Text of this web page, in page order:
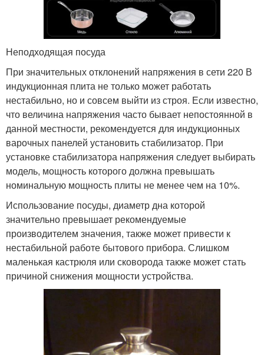
Неподходящая посуда
При значительных отклонений напряжения в сети 220 В
индукционная плита не только может работать
нестабильно, но и совсем выйти из строя. Если известно,
что величина напряжения часто бывает непостоянной в
данной местности, рекомендуется для индукционных
варочных панелей установить стабилизатор. При
установке стабилизатора напряжения следует выбирать
модель, мощность которого должна превышать
номинальную мощность плиты не менее чем на 10%.
Использование посуды, диаметр дна которой
значительно превышает рекомендуемые
производителем значения, также может привести к
нестабильной работе бытового прибора. Слишком
маленькая кастрюля или сковорода также может стать
причиной снижения мощности устройства.